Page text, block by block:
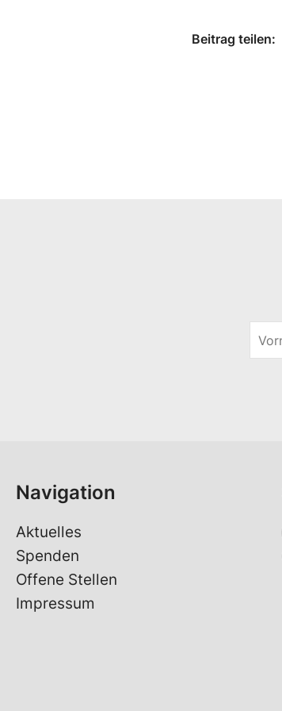
Beitrag teilen:
r
Navigation
Aktuelles
Spenden
Offene Stellen
Impressum